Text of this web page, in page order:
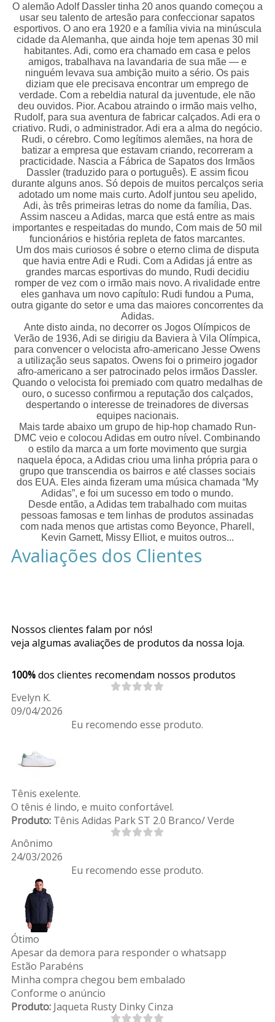
O alemão Adolf Dassler tinha 20 anos quando começou a
usar seu talento de artesão para confeccionar sapatos
esportivos. O ano era 1920 e a família vivia na minúscula
cidade da Alemanha, que ainda hoje tem apenas 30 mil
habitantes. Adi, como era chamado em casa e pelos
amigos, trabalhava na lavandaria de sua mãe — e
ninguém levava sua ambição muito a sério. Os pais
diziam que ele precisava encontrar um emprego de
verdade. Com a rebeldia natural da juventude, ele não
deu ouvidos. Pior. Acabou atraindo o irmão mais velho,
Rudolf, para sua aventura de fabricar calçados. Adi era o
criativo. Rudi, o administrador. Adi era a alma do negócio.
Rudi, o cérebro. Como legítimos alemães, na hora de
batizar a empresa que estavam criando, recorreram a
practicidade. Nascia a Fábrica de Sapatos dos Irmãos
Dassler (traduzido para o português). E assim ficou
durante alguns anos. Só depois de muitos percalços seria
adotado um nome mais curto. Adolf juntou seu apelido,
Adi, às três primeiras letras do nome da família, Das.
Assim nasceu a Adidas, marca que está entre as mais
importantes e respeitadas do mundo, Com mais de 50 mil
funcionários e história repleta de fatos marcantes.
Um dos mais curiosos é sobre o eterno clima de disputa
que havia entre Adi e Rudi. Com a Adidas já entre as
grandes marcas esportivas do mundo, Rudi decidiu
romper de vez com o irmão mais novo. A rivalidade entre
eles ganhava um novo capítulo: Rudi fundou a Puma,
outra gigante do setor e uma das maiores concorrentes da
Adidas.
Ante disto ainda, no decorrer os Jogos Olímpicos de
Verão de 1936, Adi se dirigiu da Baviera à Vila Olímpica,
para convencer o velocista afro-americano Jesse Owens
a utilização seus sapatos. Owens foi o primeiro jogador
afro-americano a ser patrocinado pelos irmãos Dassler.
Quando o velocista foi premiado com quatro medalhas de
ouro, o sucesso confirmou a reputação dos calçados,
despertando o interesse de treinadores de diversas
equipes nacionais.
Mais tarde abaixo um grupo de hip-hop chamado Run-
DMC veio e colocou Adidas em outro nível. Combinando
o estilo da marca a um forte movimento que surgia
naquela época, a Adidas criou uma linha própria para o
grupo que transcendia os bairros e até classes sociais
dos EUA. Eles ainda fizeram uma música chamada “My
Adidas”, e foi um sucesso em todo o mundo.
Desde então, a Adidas tem trabalhado com muitas
pessoas famosas e tem linhas de produtos assinadas
com nada menos que artistas como Beyonce, Pharell,
Kevin Garnett, Missy Elliot, e muitos outros...
Avaliações dos Clientes
Nossos clientes falam por nós!
veja algumas avaliações de produtos da nossa loja.
100% dos clientes recomendam nossos produtos
Evelyn K.
09/04/2026
Eu recomendo esse produto.
Tênis exelente.
O tênis é lindo, e muito confortável.
Produto:Tênis Adidas Park ST 2.0 Branco/ Verde
Anônimo
24/03/2026
Eu recomendo esse produto.
Ótimo
Apesar da demora para responder o whatsapp
Estão Parabéns
Minha compra chegou bem embalado
Conforme o anúncio
Produto:Jaqueta Rusty Dinky Cinza